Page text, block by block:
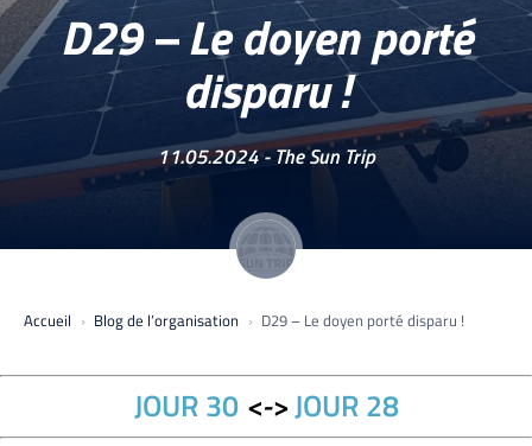
D29 – Le doyen porté
disparu !
11.05.2024 -The Sun Trip
Accueil Blog de l’organisation D29 – Le doyen porté disparu !
JOUR 30<->JOUR 28